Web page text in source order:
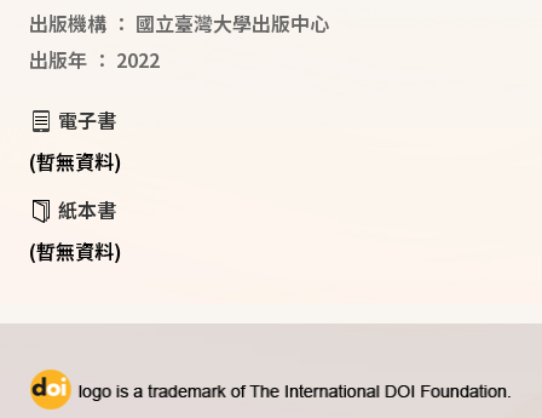
出版機構 ： 國立臺灣大學出版中心
出版年 ： 2022
電子書
(暫無資料)
紙本書
(暫無資料)